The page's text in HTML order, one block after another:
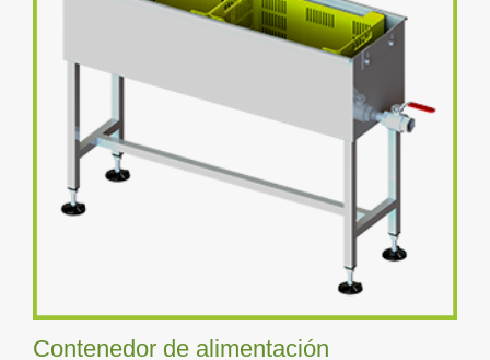
Contenedor de alimentación